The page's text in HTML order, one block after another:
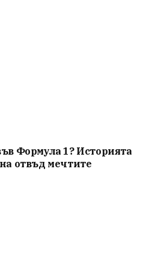
Формула 1? Историята
отвъд мечтите